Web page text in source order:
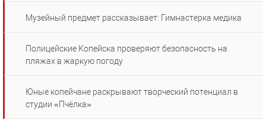
Музейный предмет рассказывает: Гимнастерка медика
Полицейские Копейска проверяют безопасность на
пляжах в жаркую погоду
Юные копейчане раскрывают творческий потенциал в
студии «Пчёлка»